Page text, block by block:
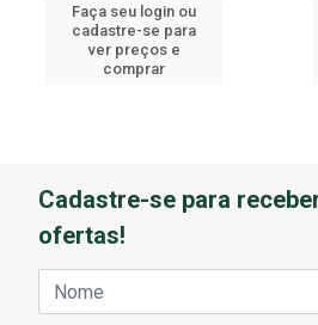
Faça seu login ou
cadastre-se para
ver preços e
comprar
Cadastre-se para
ofertas!